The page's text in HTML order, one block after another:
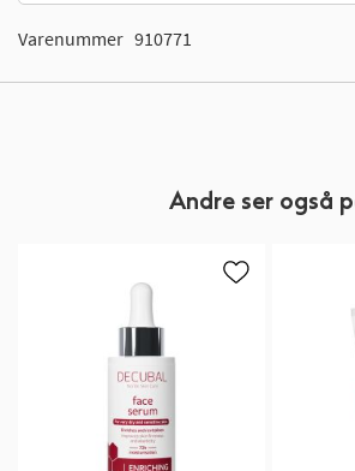
Varenummer 910771
Andre ser også